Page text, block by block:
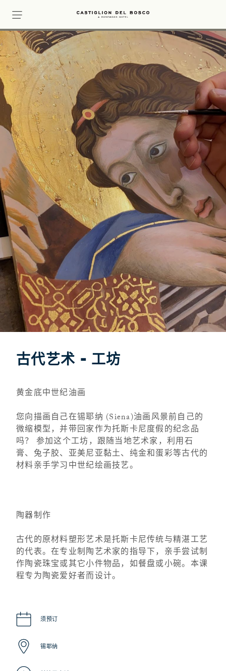
古代艺术 - 工坊
黄金底中世纪油画
您向描画自己在锡耶纳 (Siena)油画风景前自己的
微缩模型，并带回家作为托斯卡尼度假的纪念品
吗？ 参加这个工坊，跟随当地艺术家，利用石
膏、兔子胶、亚美尼亚黏土、纯金和蛋彩等古代的
材料亲手学习中世纪绘画技艺。
陶器制作
古代的原材料塑形艺术是托斯卡尼传统与精湛工艺
的代表。在专业制陶艺术家的指导下，亲手尝试制
作陶瓷珠宝或其它小件物品，如餐盘或小碗。本课
程专为陶瓷爱好者而设计。
须预订
锡耶纳